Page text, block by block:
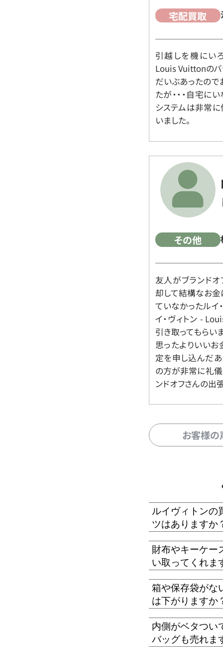
宅配買取
引越しを機にい
Louis Vuittonのバ
だいぶあったので
たが・・・自宅に
システムは非常に
いました。
その他
友人がブランド
却して結構なお金
ていなかったルイ
イ・ヴィトン -
引き取ってもらい
思ったよりいいお
定を申し込んだ
の方が非常に礼儀
ンドオフさんの出
お客様
ルイヴィトンの
ツはありますか
財布やキーケー
い取ってくれま
箱や保存袋がな
は下がりますか
内側がベタつい
バッグも売れま